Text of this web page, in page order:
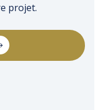
projet.